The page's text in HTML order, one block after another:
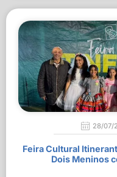
28/07/
Feira Cultural
Dois Meninos